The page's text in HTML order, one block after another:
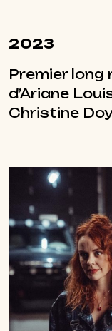
2023
Premier
d’Ariane
Christine